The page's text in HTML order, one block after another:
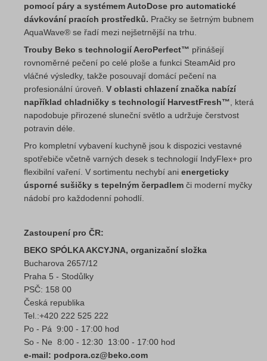
pomocí páry a systémem AutoDose pro automatické
dávkování pracích prostředků. Pračky se šetrným bubnem
AquaWave® se řadí mezi nejšetrnější na trhu.
Trouby Beko s technologií AeroPerfect™ přinášejí
rovnoměrné pečení po celé ploše a funkci SteamAid pro
vláčné výsledky, takže posouvají domácí pečení na
profesionální úroveň. V oblasti chlazení značka nabízí
například chladničky s technologií HarvestFresh™ , která
napodobuje přirozené sluneční světlo a udržuje čerstvost
potravin déle.
Pro kompletní vybavení kuchyně jsou k dispozici vestavné
spotřebiče včetně varných desek s technologií IndyFlex+ pro
flexibilní vaření. V sortimentu nechybí ani energeticky
úsporné sušičky s tepelným čerpadlem či moderní myčky
nádobí pro každodenní pohodlí.
Zastoupení pro ČR:
BEKO SPÓLKA AKCYJNA, organizační složka
Bucharova 2657/12
Praha 5 - Stodůlky
PSČ: 158 00
Česká republika
Tel.:+420 222 525 222
Po - Pá 9:00 - 17:00 hod
So - Ne 8:00 - 12:30 13:00 - 17:00 hod
e-mail: podpora.cz@beko.com